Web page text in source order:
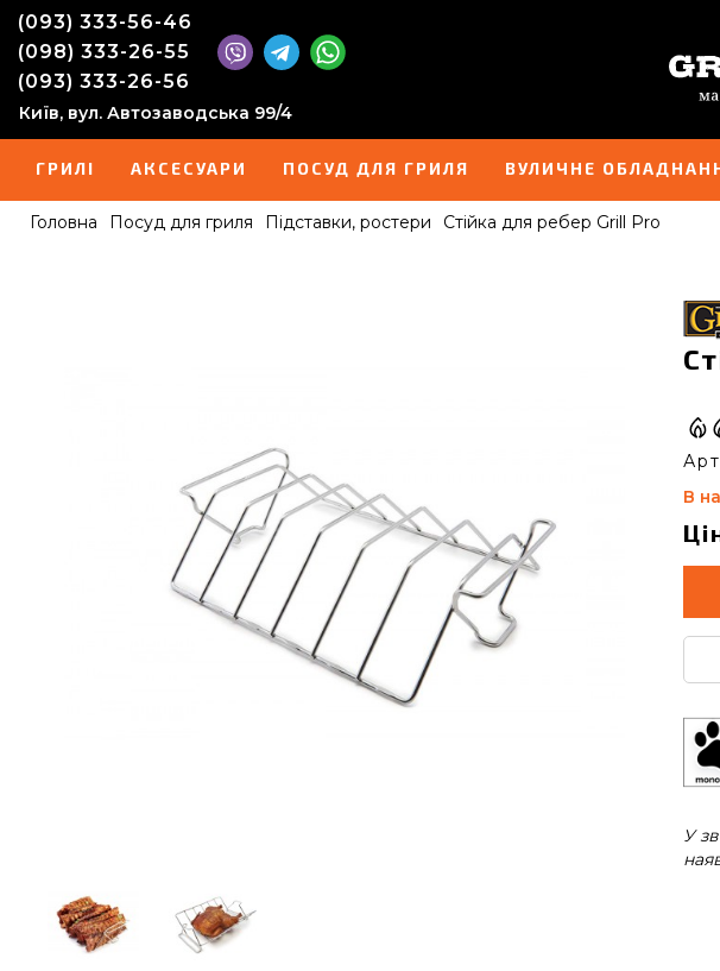
(093) 333-56-46
(098) 333-26-55
(093) 333-26-56
Київ, вул. Автозаводська 99/4
ГРИЛІ АКСЕСУАРИ ПОСУД ДЛЯ ГРИЛЯ ВУЛИЧНЕ
Головна Посуд для гриля Підставки, ростери Стійка для ребер Grill Pro
В
У